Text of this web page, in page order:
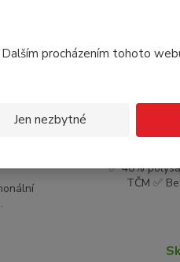
procházením tohoto
Jen nezbytné
Chaga
✅ 40%
TČM ✅